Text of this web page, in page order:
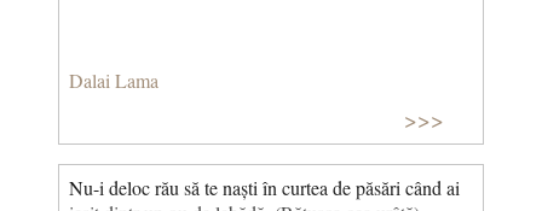
Dalai Lama
>>>
Nu-i deloc rău să te naști în curtea de păsări când ai